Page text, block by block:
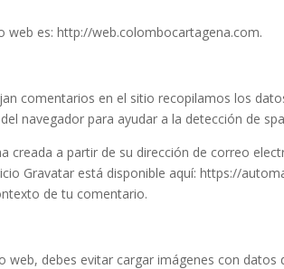
web es: http://web.colombocartagena.com.
comentarios en el sitio recopilamos los
navegador para ayudar a la detección de
creada a partir de su dirección de correo
Gravatar está disponible aquí: https://
de tu comentario.
web, debes evitar cargar imágenes con